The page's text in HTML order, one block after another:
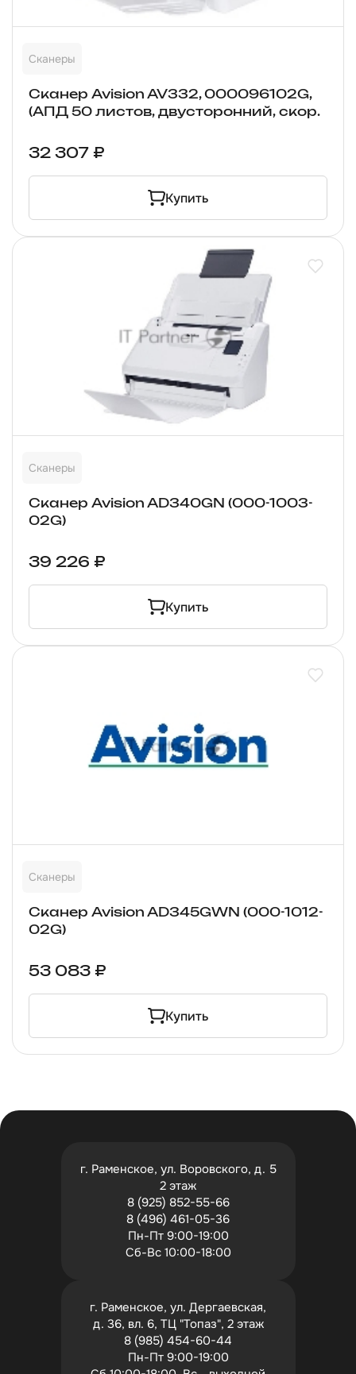
Сканеры
Сканер Avision AV332, 000096102G,
(АПД 50 листов, двусторонний, скор.
32 307 ₽
Купить
Сканеры
Сканер Avision AD340GN (000-1003-
02G)
39 226 ₽
Купить
Сканеры
Сканер Avision AD345GWN (000-1012-
02G)
53 083 ₽
Купить
г. Раменское, ул. Воровского, д. 5
2 этаж
8 (925) 852-55-66
8 (496) 461-05-36
Пн-Пт 9:00-19:00
Сб-Вс 10:00-18:00
г. Раменское, ул. Дергаевская,
д. 36, вл. 6, ТЦ "Топаз", 2 этаж
8 (985) 454-60-44
Пн-Пт 9:00-19:00